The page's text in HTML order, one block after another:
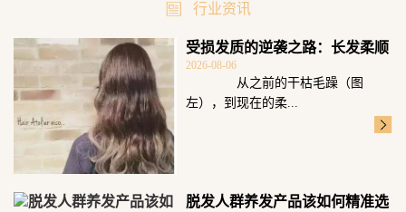
行业资讯
受损发质的逆袭之路：长发柔顺
飘逸的秘笈附
2026-08-06
从之前的干枯毛躁（图
左），到现在的柔...
脱发人群养发产品该如何精准选